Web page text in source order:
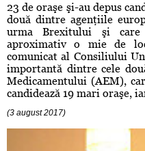
23 de oraşe şi-au depus
două dintre agenţiile
urma Brexitului şi
aproximativ o mie de
comunicat al Consiliului
importantă dintre cele
Medicamentului (AEM),
candidează 19 mari oraşe,
(3 august 2017)